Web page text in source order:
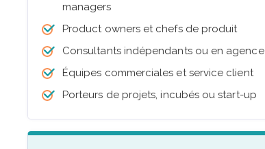
managers
Product owners et chefs de produit
Consultants indépendants ou en agence
Équipes commerciales et service client
Porteurs de projets, incubés ou start-up